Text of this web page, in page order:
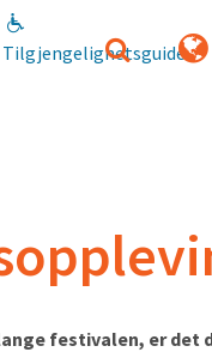
Tilgjengelighetsguide
festivalen, er det